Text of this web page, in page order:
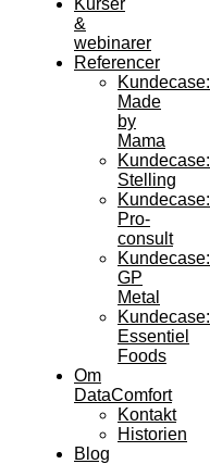
Kurser
&
webinarer
Referencer
Kundecase:
Made
by
Mama
Kundecase:
Stelling
Kundecase:
Pro-
consult
Kundecase:
GP
Metal
Kundecase:
Essentiel
Foods
Om
DataComfort
Kontakt
Historien
Blog